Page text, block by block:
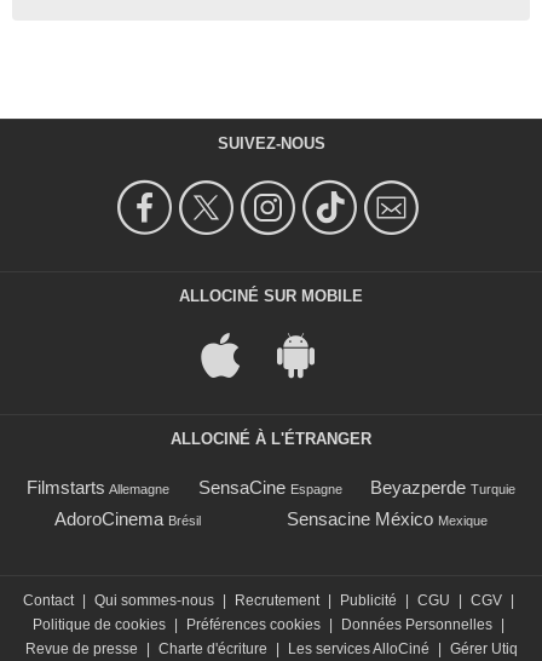
SUIVEZ-NOUS
ALLOCINÉ SUR MOBILE
ALLOCINÉ À L'ÉTRANGER
Filmstarts Allemagne SensaCine Espagne Beyazperde Turquie
AdoroCinema Brésil Sensacine México Mexique
Contact Qui sommes-nous Recrutement Publicité CGU CGV
Politique de cookies
Préférences cookies Données Personnelles
Revue de presse
Charte d'écriture Les services AlloCiné Gérer Utiq